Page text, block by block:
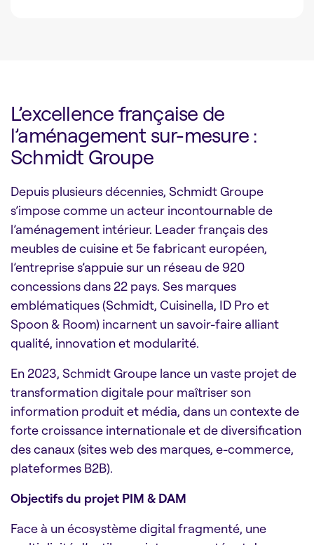
L’excellence française de
l’aménagement sur-mesure :
Schmidt Groupe
Depuis plusieurs décennies, Schmidt Groupe
s’impose comme un acteur incontournable de
l’aménagement intérieur. Leader français des
meubles de cuisine et 5e fabricant européen,
l’entreprise s’appuie sur un réseau de 920
concessions dans 22 pays. Ses marques
emblématiques (Schmidt, Cuisinella, ID Pro et
Spoon & Room) incarnent un savoir-faire alliant
qualité, innovation et modularité.
En 2023, Schmidt Groupe lance un vaste projet de
transformation digitale pour maîtriser son
information produit et média, dans un contexte de
forte croissance internationale et de diversification
des canaux (sites web des marques, e-commerce,
plateformes B2B).
Objectifs du projet PIM & DAM
Face à un écosystème digital fragmenté, une